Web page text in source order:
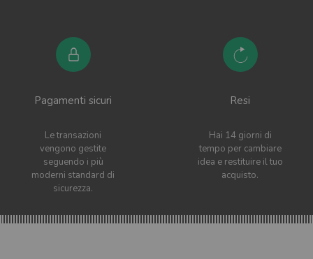
Pagamenti sicuri
Le transazioni
vengono gestite
seguendo i più
moderni standard di
sicurezza.
Resi
Hai 14 giorni di
tempo per cambiare
idea e restituire il tuo
acquisto.